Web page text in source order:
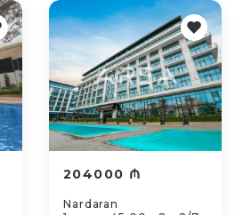
204000 ₼
Nardaran